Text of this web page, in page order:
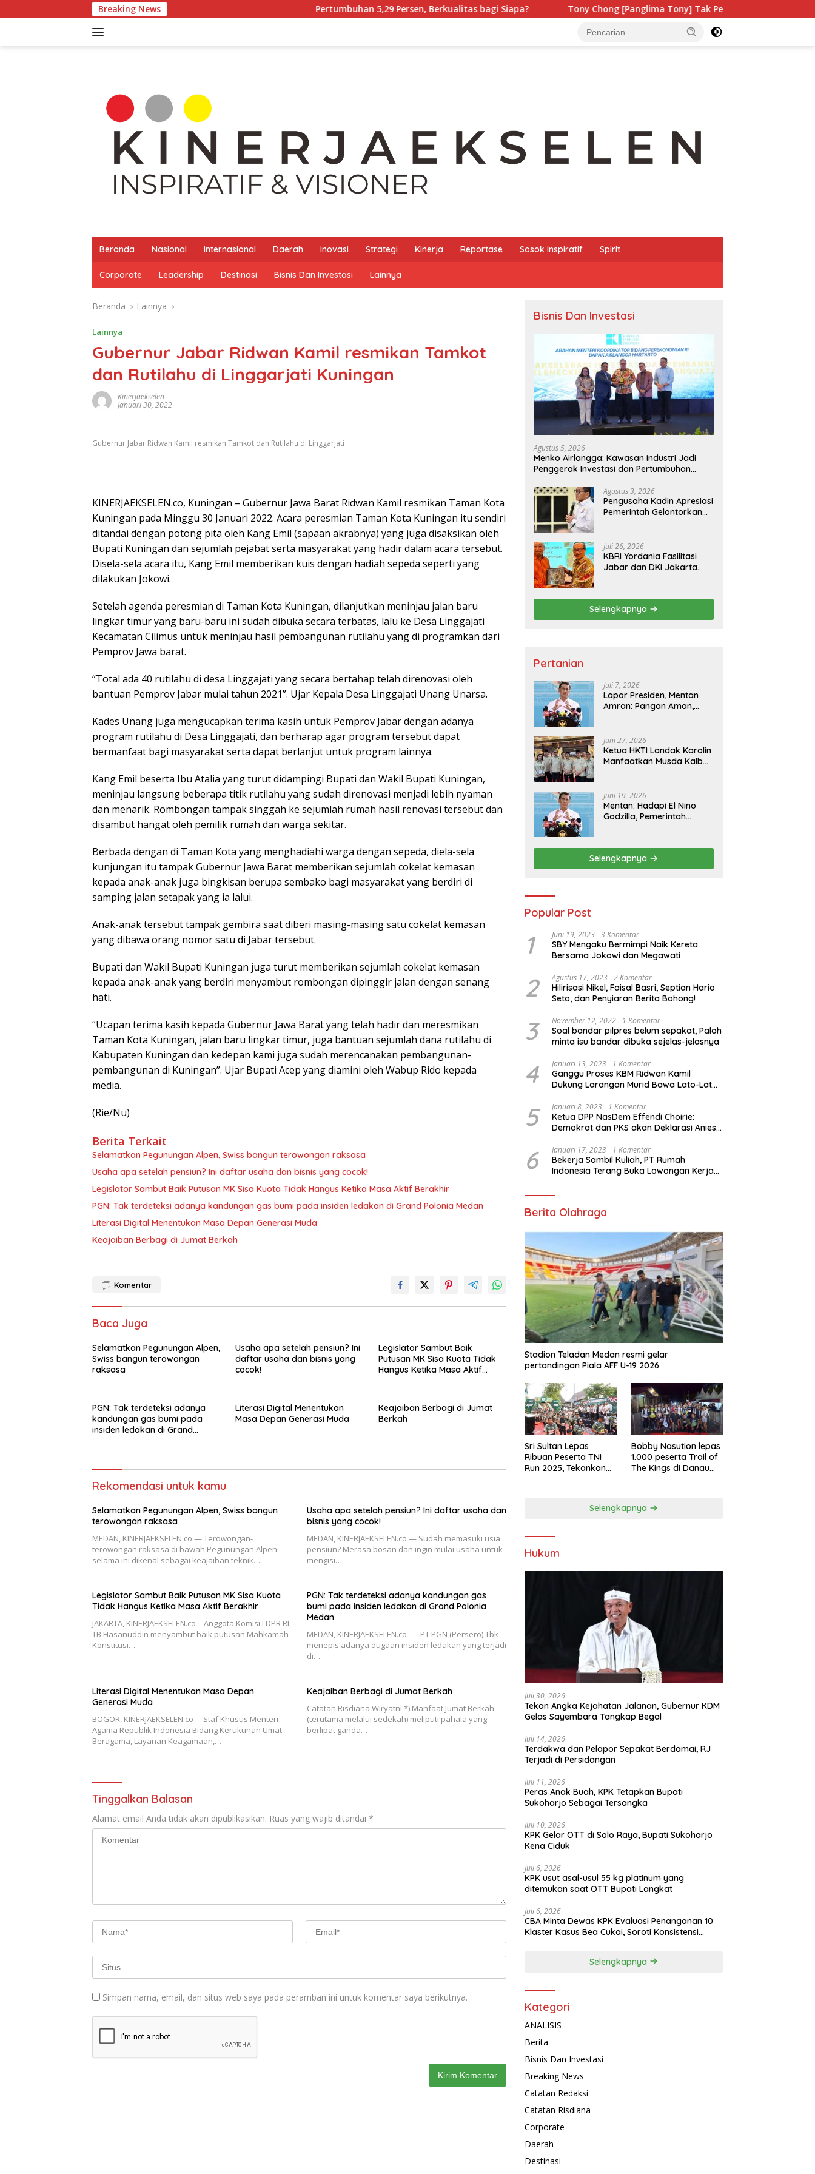
ke
Breaking News Pertumbuhan 5,29 Persen, Berkualitas bagi Siapa? Tony Chong [Panglima Tony] Tak Pernah Lelah Menjaga Eksistensi Budaya
Beranda Nasional Internasional Daerah Inovasi Strategi Kinerja Reportase Sosok Inspiratif Spirit
Corporate Leadership Destinasi Bisnis Dan Investasi Lainnya
Beranda Lainnya
Lainnya
Gubernur Jabar Ridwan Kamil resmikan Tamkot
dan Rutilahu di Linggarjati Kuningan
Kinerjaekselen
Januari 30, 2022
Gubernur Jabar Ridwan Kamil resmikan Tamkot dan Rutilahu di Linggarjati
KINERJAEKSELEN.co, Kuningan – Gubernur Jawa Barat Ridwan Kamil resmikan Taman Kota
Kuningan pada Minggu 30 Januari 2022. Acara peresmian Taman Kota Kuningan itu sendiri
ditandai dengan potong pita oleh Kang Emil (sapaan akrabnya) yang juga disaksikan oleh
Bupati Kuningan dan sejumlah pejabat serta masyarakat yang hadir dalam acara tersebut.
Disela-sela acara itu, Kang Emil memberikan kuis dengan hadiah sepeda seperti yang
dilakukan Jokowi.
Setelah agenda peresmian di Taman Kota Kuningan, dilanjutkan meninjau jalan baru
lingkar timur yang baru-baru ini sudah dibuka secara terbatas, lalu ke Desa Linggajati
Kecamatan Cilimus untuk meninjau hasil pembangunan rutilahu yang di programkan dari
Pemprov Jawa barat.
“Total ada 40 rutilahu di desa Linggajati yang secara bertahap telah direnovasi oleh
bantuan Pemprov Jabar mulai tahun 2021”. Ujar Kepala Desa Linggajati Unang Unarsa.
Kades Unang juga mengucapkan terima kasih untuk Pemprov Jabar dengan adanya
program rutilahu di Desa Linggajati, dan berharap agar program tersebut dapat
bermanfaat bagi masyarakat serta dapat berlanjut untuk program lainnya.
Kang Emil beserta Ibu Atalia yang turut didampingi Bupati dan Wakil Bupati Kuningan,
meninjau langsung beberapa titik rutilahu yang sudah direnovasi menjadi lebih nyaman
dan menarik. Rombongan tampak singgah ke sejumlah rumah hasil renovasi tersebut dan
disambut hangat oleh pemilik rumah dan warga sekitar.
Berbada dengan di Taman Kota yang menghadiahi warga dengan sepeda, diela-sela
kunjungan itu tampak Gubernur Jawa Barat memberikan sejumlah cokelat kemasan
kepada anak-anak juga bingkisan berupa sembako bagi masyarakat yang berdiri di
samping jalan setapak yang ia lalui.
Anak-anak tersebut tampak gembira saat diberi masing-masing satu cokelat kemasan
yang dibawa orang nomor satu di Jabar tersebut.
Bupati dan Wakil Bupati Kuningan juga turut memberikan sejumlah cokelat kemasan
kepada anak-anak yang berdiri menyambut rombongan dipinggir jalan dengan senang
hati.
“Ucapan terima kasih kepada Gubernur Jawa Barat yang telah hadir dan meresmikan
Taman Kota Kuningan, jalan baru lingkar timur, juga bantuan sejumlah dana rutilahu di
Kabupaten Kuningan dan kedepan kami juga sudah merencanakan pembangunan-
pembangunan di Kuningan”. Ujar Bupati Acep yang diamini oleh Wabup Rido kepada
media.
(Rie/Nu)
Berita Terkait
Selamatkan Pegunungan Alpen, Swiss bangun terowongan raksasa
Usaha apa setelah pensiun? Ini daftar usaha dan bisnis yang cocok!
Legislator Sambut Baik Putusan MK Sisa Kuota Tidak Hangus Ketika Masa Aktif Berakhir
PGN: Tak terdeteksi adanya kandungan gas bumi pada insiden ledakan di Grand Polonia Medan
Literasi Digital Menentukan Masa Depan Generasi Muda
Keajaiban Berbagi di Jumat Berkah
Komentar
Baca Juga
Selamatkan Pegunungan Alpen,
Swiss bangun terowongan
raksasa
Usaha apa setelah pensiun? Ini
daftar usaha dan bisnis yang
cocok!
Legislator Sambut Baik
Putusan MK Sisa Kuota Tidak
Hangus Ketika Masa Aktif
PGN: Tak terdeteksi adanya
kandungan gas bumi pada
insiden ledakan di Grand
Literasi Digital Menentukan
Masa Depan Generasi Muda
Keajaiban Berbagi di Jumat
Berkah
Rekomendasi untuk kamu
Selamatkan Pegunungan Alpen, Swiss bangun
terowongan raksasa
MEDAN, KINERJAEKSELEN.co — Terowongan-
terowongan raksasa di bawah Pegunungan Alpen
selama ini dikenal sebagai keajaiban teknik…
Usaha apa setelah pensiun? Ini daftar usaha dan
bisnis yang cocok!
MEDAN, KINERJAEKSELEN.co — Sudah memasuki usia
pensiun? Merasa bosan dan ingin mulai usaha untuk
mengisi…
Legislator Sambut Baik Putusan MK Sisa Kuota
Tidak Hangus Ketika Masa Aktif Berakhir
JAKARTA, KINERJAEKSELEN.co – Anggota Komisi I DPR RI,
TB Hasanuddin menyambut baik putusan Mahkamah
Konstitusi…
PGN: Tak terdeteksi adanya kandungan gas
bumi pada insiden ledakan di Grand Polonia
Medan
MEDAN, KINERJAEKSELEN.co — PT PGN (Persero) Tbk
menepis adanya dugaan insiden ledakan yang terjadi
di…
Literasi Digital Menentukan Masa Depan
Generasi Muda
BOGOR, KINERJAEKSELEN.co – Staf Khusus Menteri
Agama Republik Indonesia Bidang Kerukunan Umat
Beragama, Layanan Keagamaan,…
Keajaiban Berbagi di Jumat Berkah
Catatan Risdiana Wiryatni *) Manfaat Jumat Berkah
(terutama melalui sedekah) meliputi pahala yang
berlipat ganda…
Tinggalkan Balasan
Alamat email Anda tidak akan dipublikasikan. Ruas yang wajib ditandai *
Simpan nama, email, dan situs web saya pada peramban ini untuk komentar saya berikutnya.
Bisnis Dan Investasi
Agustus 5, 2026
Menko Airlangga: Kawasan Industri Jadi
Penggerak Investasi dan Pertumbuhan
Agustus 3, 2026
Pengusaha Kadin Apresiasi
Pemerintah Gelontorkan
Juli 26, 2026
KBRI Yordania Fasilitasi
Jabar dan DKI Jakarta
Internasional
Selengkapnya
Pertanian
Juli 7, 2026
Lapor Presiden, Mentan
Amran: Pangan Aman,
Juni 27, 2026
Ketua HKTI Landak Karolin
Manfaatkan Musda Kalbar
Juni 19, 2026
Mentan: Hadapi El Nino
Godzilla, Pemerintah
Infrastruktur Pertanian
Nasional
Selengkapnya
Popular Post
1 Juni 19, 2023 3 Komentar
SBY Mengaku Bermimpi Naik Kereta
Bersama Jokowi dan Megawati
2 Agustus 17, 2023 2 Komentar
Hilirisasi Nikel, Faisal Basri, Septian Hario
Seto, dan Penyiaran Berita Bohong!
3 November 12, 2022 1 Komentar
Soal bandar pilpres belum sepakat, Paloh
minta isu bandar dibuka sejelas-jelasnya
4 Januari 13, 2023 1 Komentar
Ganggu Proses KBM Ridwan Kamil
Dukung Larangan Murid Bawa Lato-Lato
5 Januari 8, 2023 1 Komentar
Ketua DPP NasDem Effendi Choirie:
Demokrat dan PKS akan Deklarasi Anies
6 Januari 17, 2023 1 Komentar
Bekerja Sambil Kuliah, PT Rumah
Indonesia Terang Buka Lowongan Kerja
Berita Olahraga
Stadion Teladan Medan resmi gelar
pertandingan Piala AFF U-19 2026
Sri Sultan Lepas
Ribuan Peserta TNI
Run 2025, Tekankan
Bobby Nasution lepas
1.000 peserta Trail of
The Kings di Danau
Selengkapnya
Hukum
Juli 30, 2026
Tekan Angka Kejahatan Jalanan, Gubernur KDM
Gelas Sayembara Tangkap Begal
Juli 14, 2026
Terdakwa dan Pelapor Sepakat Berdamai, RJ
Terjadi di Persidangan
Juli 11, 2026
Peras Anak Buah, KPK Tetapkan Bupati
Sukoharjo Sebagai Tersangka
Juli 10, 2026
KPK Gelar OTT di Solo Raya, Bupati Sukoharjo
Kena Ciduk
Juli 6, 2026
KPK usut asal-usul 55 kg platinum yang
ditemukan saat OTT Bupati Langkat
Juli 6, 2026
CBA Minta Dewas KPK Evaluasi Penanganan 10
Klaster Kasus Bea Cukai, Soroti Konsistensi
Selengkapnya
Kategori
ANALISIS
Berita
Bisnis Dan Investasi
Breaking News
Catatan Redaksi
Catatan Risdiana
Corporate
Daerah
Destinasi